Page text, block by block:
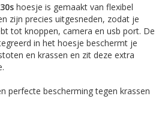
hoesje is gemaakt van flexibel
zijn precies uitgesneden, zodat je
tot knoppen, camera en usb port. De
in het hoesje beschermt je
en krassen en zit deze extra
perfecte bescherming tegen krassen
sluitloos aan op je mobiel telefoon